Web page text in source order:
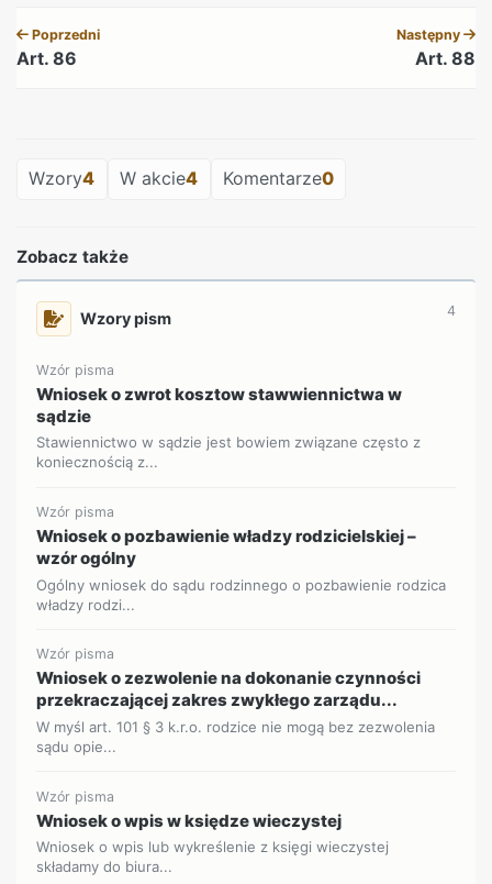
Poprzedni
Art. 86
Następny
Art. 88
Wzory4 W akcie4 Komentarze0
Zobacz także
Wzory pism 4
Wzór pisma
Wniosek o zwrot kosztow stawwiennictwa w
sądzie
Stawiennictwo w sądzie jest bowiem związane często z
koniecznością z...
Wzór pisma
Wniosek o pozbawienie władzy rodzicielskiej –
wzór ogólny
Ogólny wniosek do sądu rodzinnego o pozbawienie rodzica
władzy rodzi...
Wzór pisma
Wniosek o zezwolenie na dokonanie czynności
przekraczającej zakres zwykłego zarządu...
W myśl art. 101 § 3 k.r.o. rodzice nie mogą bez zezwolenia
sądu opie...
Wzór pisma
Wniosek o wpis w księdze wieczystej
Wniosek o wpis lub wykreślenie z księgi wieczystej
składamy do biura...